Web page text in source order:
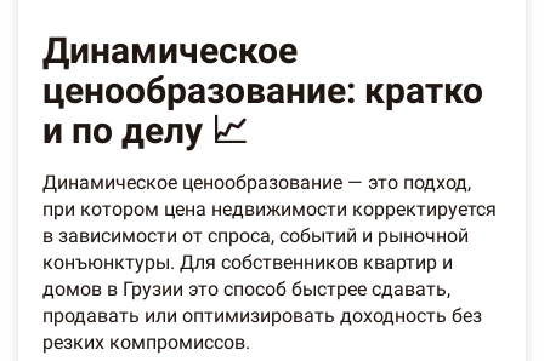
Динамическое
ценообразование: кратко
и по делу 📈
Динамическое ценообразование — это подход,
при котором цена недвижимости корректируется
в зависимости от спроса, событий и рыночной
конъюнктуры. Для собственников квартир и
домов в Грузии это способ быстрее сдавать,
продавать или оптимизировать доходность без
резких компромиссов.